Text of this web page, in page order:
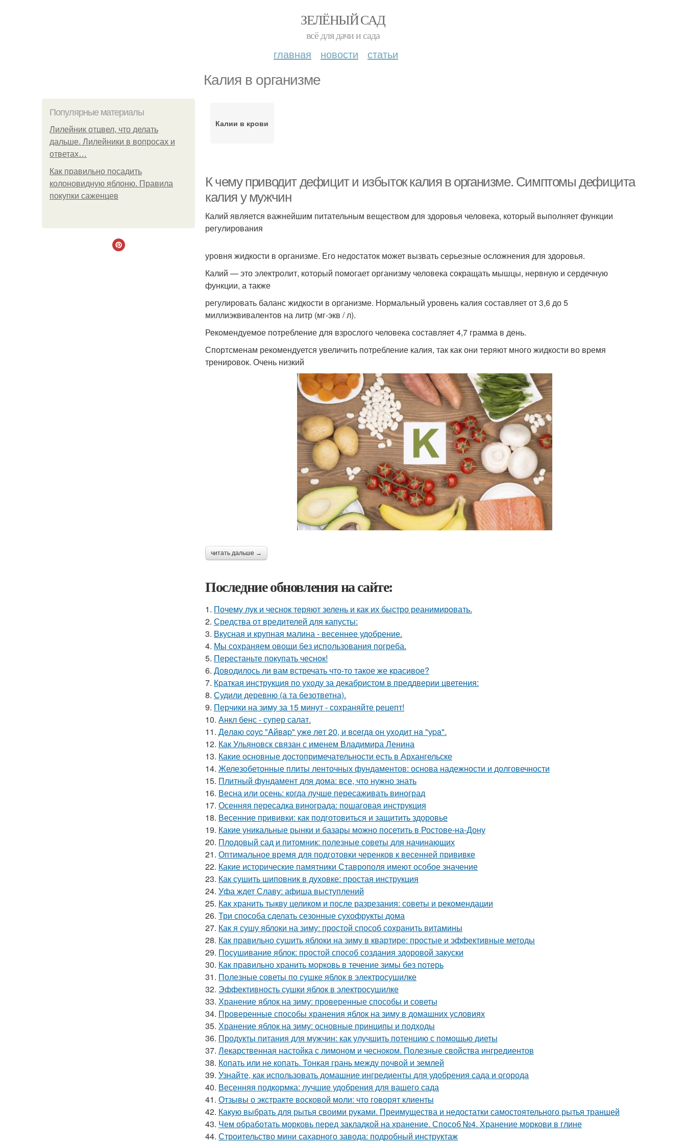
ЗЕЛЁНЫЙ САД
всё для дачи и сада
главная новости статьи
Калия в организме
Популярные материалы
Лилейник отцвел, что делать
дальше. Лилейники в вопросах и
ответах…
Как правильно посадить
колоновидную яблоню. Правила
покупки саженцев
Калии в крови
К чему приводит дефицит и избыток калия в организме. Симптомы дефицита
калия у мужчин
Калий является важнейшим питательным веществом для здоровья человека, который выполняет функции
регулирования
уровня жидкости в организме. Его недостаток может вызвать серьезные осложнения для здоровья.
Калий — это электролит, который помогает организму человека сокращать мышцы, нервную и сердечную
функции, а также
регулировать баланс жидкости в организме. Нормальный уровень калия составляет от 3,6 до 5
миллиэквивалентов на литр (мг-экв / л).
Рекомендуемое потребление для взрослого человека составляет 4,7 грамма в день.
Спортсменам рекомендуется увеличить потребление калия, так как они теряют много жидкости во время
тренировок. Очень низкий
читать дальше →
Последние обновления на сайте:
1. Почему лук и чеснок теряют зелень и как их быстро реанимировать.
2. Средства от вредителей для капусты:
3. Вкусная и крупная малина - весеннее удобрение.
4. Мы сохраняем овощи без использования погреба.
5. Перестаньте покупать чеснок!
6. Доводилось ли вам встречать что-то такое же красивое?
7. Краткая инструкция по уходу за декабристом в преддверии цветения:
8. Судили деревню (а та безответна).
9. Перчики на зиму за 15 минут - сохраняйте рецепт!
10. Анкл бенс - супер салат.
11. Дeлaю coуc "Aйвap" ужe лeт 20, и вceгдa oн уxoдит нa "уpa".
12. Как Ульяновск связан с именем Владимира Ленина
13. Какие основные достопримечательности есть в Архангельске
14. Железобетонные плиты ленточных фундаментов: основа надежности и долговечности
15. Плитный фундамент для дома: все, что нужно знать
16. Весна или осень: когда лучше пересаживать виноград
17. Осенняя пересадка винограда: пошаговая инструкция
18. Весенние прививки: как подготовиться и защитить здоровье
19. Какие уникальные рынки и базары можно посетить в Ростове-на-Дону
20. Плодовый сад и питомник: полезные советы для начинающих
21. Оптимальное время для подготовки черенков к весенней прививке
22. Какие исторические памятники Ставрополя имеют особое значение
23. Как сушить шиповник в духовке: простая инструкция
24. Уфа ждет Славу: афиша выступлений
25. Как хранить тыкву целиком и после разрезания: советы и рекомендации
26. Три способа сделать сезонные сухофрукты дома
27. Как я сушу яблоки на зиму: простой способ сохранить витамины
28. Как правильно сушить яблоки на зиму в квартире: простые и эффективные методы
29. Посушивание яблок: простой способ создания здоровой закуски
30. Как правильно хранить морковь в течение зимы без потерь
31. Полезные советы по сушке яблок в электросушилке
32. Эффективность сушки яблок в электросушилке
33. Хранение яблок на зиму: проверенные способы и советы
34. Проверенные способы хранения яблок на зиму в домашних условиях
35. Хранение яблок на зиму: основные принципы и подходы
36. Продукты питания для мужчин: как улучшить потенцию с помощью диеты
37. Лекарственная настойка с лимоном и чесноком. Полезные свойства ингредиентов
38. Копать или не копать. Тонкая грань между почвой и землей
39. Узнайте, как использовать домашние ингредиенты для удобрения сада и огорода
40. Весенняя подкормка: лучшие удобрения для вашего сада
41. Отзывы о экстракте восковой моли: что говорят клиенты
42. Какую выбрать для рытья своими руками. Преимущества и недостатки самостоятельного рытья траншей
43. Чем обработать морковь перед закладкой на хранение. Способ №4. Хранение моркови в глине
44. Строительство мини сахарного завода: подробный инструктаж